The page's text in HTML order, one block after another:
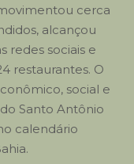
cerca
alcançou
redes sociais e
restaurantes. O
social e
Santo Antônio
calendário